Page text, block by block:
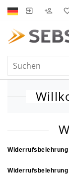
Widerrufsbelehrung